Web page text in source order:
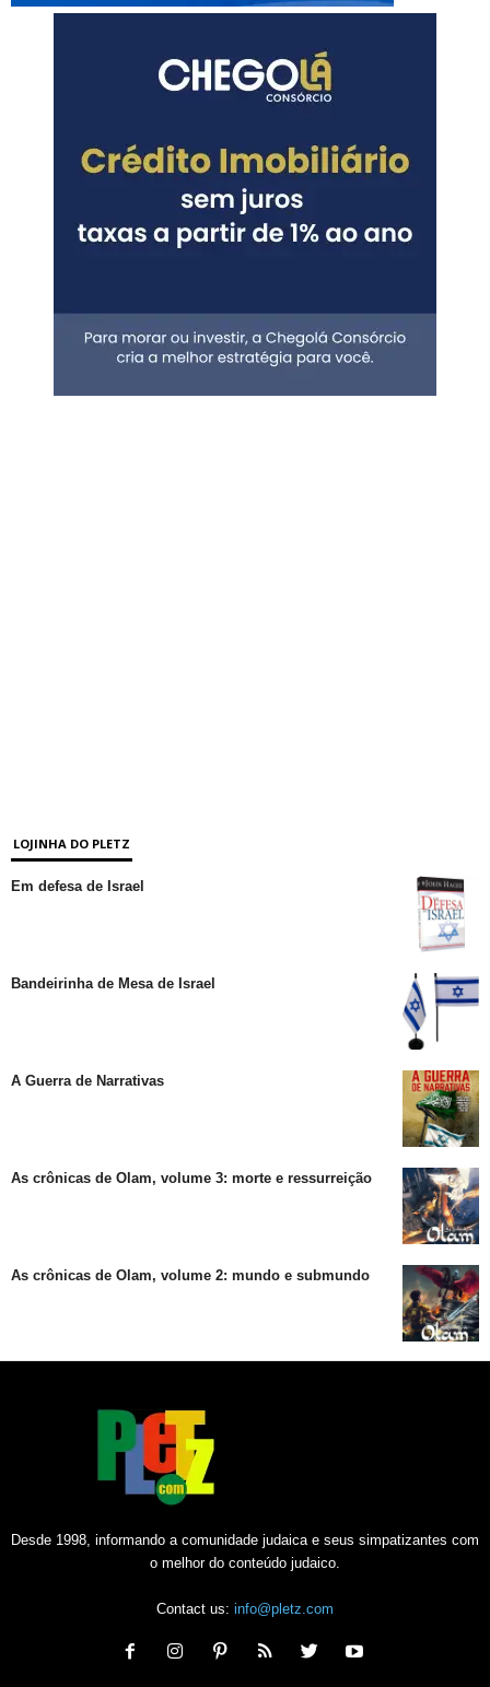
LOJINHA DO PLETZ
Em defesa de Israel
Bandeirinha de Mesa de Israel
A Guerra de Narrativas
As crônicas de Olam, volume 3: morte e ressurreição
As crônicas de Olam, volume 2: mundo e submundo
Desde 1998, informando a comunidade judaica e seus simpatizantes com
o melhor do conteúdo judaico.
Contact us: info@pletz.com